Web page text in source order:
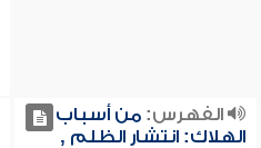
الفهرس:من أسباب
الهلاك: انتشار الظلم ,